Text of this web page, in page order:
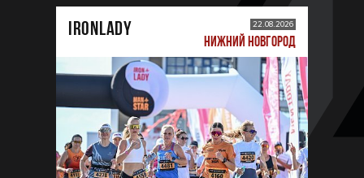
IRONLADY 22.08.2026
НИЖНИЙ НОВГОРОД